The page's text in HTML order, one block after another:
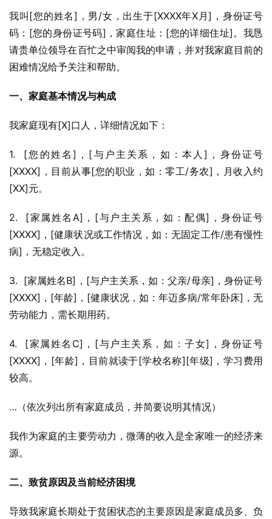
我叫[您的姓名]，男/女，出生于[XXXX年X月]，身份证号
码：[您的身份证号码]，家庭住址：[您的详细住址]。我恳
请贵单位领导在百忙之中审阅我的申请，并对我家庭目前的
困难情况给予关注和帮助。
一、家庭基本情况与构成
我家庭现有[X]口人，详细情况如下：
1.  [您的姓名]，[与户主关系，如：本人]，身份证号
[XXXX]，目前从事[您的职业，如：零工/务农]，月收入约
[XX]元。
2.  [家属姓名A]，[与户主关系，如：配偶]，身份证号
[XXXX]，[健康状况或工作情况，如：无固定工作/患有慢性
病]，无稳定收入。
3.  [家属姓名B]，[与户主关系，如：父亲/母亲]，身份证号
[XXXX]，[年龄]，[健康状况，如：年迈多病/常年卧床]，无
劳动能力，需长期用药。
4.  [家属姓名C]，[与户主关系，如：子女]，身份证号
[XXXX]，[年龄]，目前就读于[学校名称][年级]，学习费用
较高。
…（依次列出所有家庭成员，并简要说明其情况）
我作为家庭的主要劳动力，微薄的收入是全家唯一的经济来
源。
二、致贫原因及当前经济困境
导致我家庭长期处于贫困状态的主要原因是家庭成员多、负